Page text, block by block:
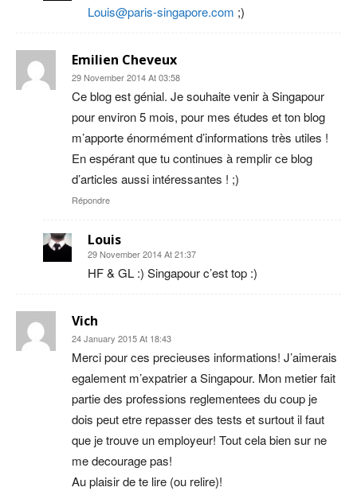
Louis@paris-singapore.com ;)
Emilien Cheveux
29 November 2014 At 03:58
Ce blog est génial. Je souhaite venir à Singapour
pour environ 5 mois, pour mes études et ton blog
m’apporte énormément d’informations très utiles !
En espérant que tu continues à remplir ce blog
d’articles aussi intéressantes ! ;)
Répondre
Louis
29 November 2014 At 21:37
HF & GL :) Singapour c’est top :)
Vich
24 January 2015 At 18:43
Merci pour ces precieuses informations! J’aimerais
egalement m’expatrier a Singapour. Mon metier fait
partie des professions reglementees du coup je
dois peut etre repasser des tests et surtout il faut
que je trouve un employeur! Tout cela bien sur ne
me decourage pas!
Au plaisir de te lire (ou relire)!